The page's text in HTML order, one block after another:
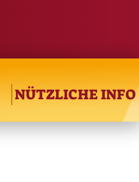
NÜTZLICHE INFO